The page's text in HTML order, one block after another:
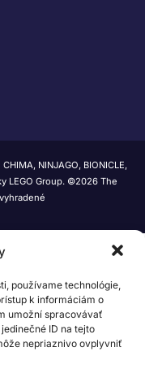
používame technológie,
k informáciám o
umožní spracovávať
ID na tejto
nepriaznivo ovplyvniť
NINJAGO, BIONICLE,
LEGO Group. ©2026 The